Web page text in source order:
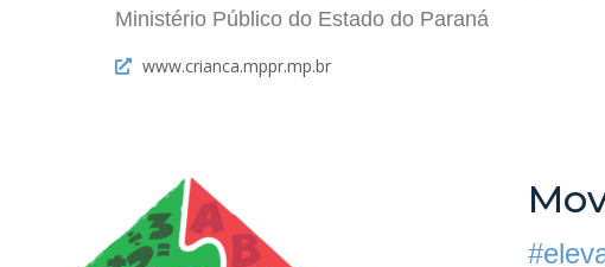
Ministério Público do Estado do Paraná
www.crianca.mppr.mp.br